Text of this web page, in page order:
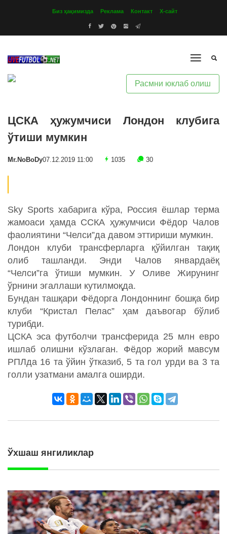
Биз ҳақимизда Реклама Контакт Х-сайт
Расмни юклаб олиш
ЦСКА ҳужумчиси Лондон клубига
ўтиши мумкин
Mr.NoBoDy07.12.2019 11:00 1035 30
Sky Sports хабарига кўра, Россия ёшлар терма
жамоаси ҳамда ССКА ҳужумчиси Фёдор Чалов
фаолиятини “Челси”да давом эттириши мумкин.
Лондон клуби трансферларга қўйилган тақиқ
олиб ташланди. Энди Чалов январдаёқ
“Челси”га ўтиши мумкин. У Оливе Жирунинг
ўрнини эгаллаши кутилмоқда.
Бундан ташқари Фёдорга Лондоннинг бошқа бир
клуби “Кристал Пелас” ҳам даъвогар бўлиб
турибди.
ЦСКА эса футболчи трансферида 25 млн евро
ишлаб олишни кўзлаган. Фёдор жорий мавсум
РПЛда 16 та ўйин ўтказиб, 5 та гол урди ва 3 та
голли узатмани амалга оширди.
Ўхшаш янгиликлар